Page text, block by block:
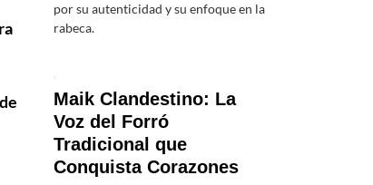
por su autenticidad y su enfoque en la
rabeca.
Maik Clandestino: La
Voz del Forró
Tradicional que
Conquista Corazones